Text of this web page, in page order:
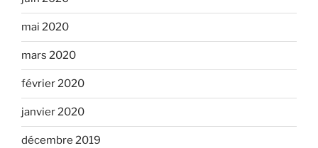
mai 2020
mars 2020
février 2020
janvier 2020
décembre 2019